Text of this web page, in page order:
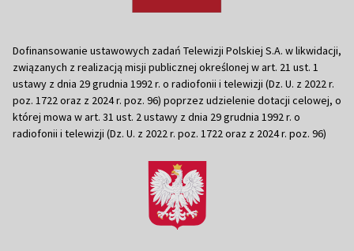
Dofinansowanie ustawowych zadań Telewizji Polskiej S.A. w likwidacji,
związanych z realizacją misji publicznej określonej w art. 21 ust. 1
ustawy z dnia 29 grudnia 1992 r. o radiofonii i telewizji (Dz. U. z 2022 r.
poz. 1722 oraz z 2024 r. poz. 96) poprzez udzielenie dotacji celowej, o
której mowa w art. 31 ust. 2 ustawy z dnia 29 grudnia 1992 r. o
radiofonii i telewizji (Dz. U. z 2022 r. poz. 1722 oraz z 2024 r. poz. 96)